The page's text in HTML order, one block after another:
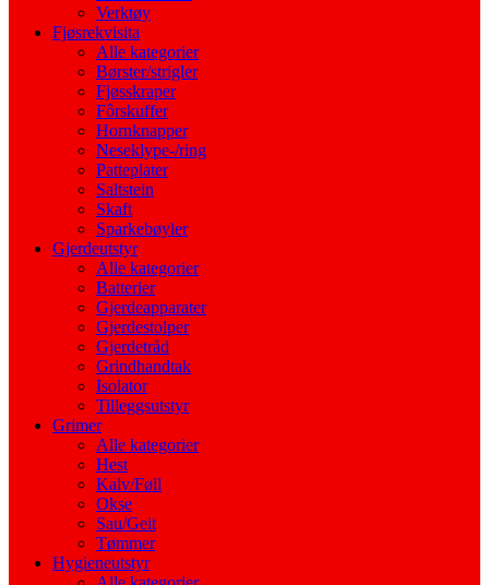
Verktøy
Fjøsrekvisita
Alle kategorier
Børster/strigler
Fjøsskraper
Fôrskuffer
Hornknapper
Neseklype-/ring
Patteplater
Saltstein
Skaft
Sparkebøyler
Gjerdeutstyr
Alle kategorier
Batterier
Gjerdeapparater
Gjerdestolper
Gjerdetråd
Grindhandtak
Isolator
Tilleggsutstyr
Grimer
Alle kategorier
Hest
Kalv/Føll
Okse
Sau/Geit
Tømmer
Hygieneutstyr